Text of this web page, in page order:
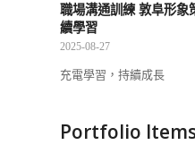
職場溝通訓練 敦阜形象
續學習
2025-08-27
充電學習，持續成長
Portfolio